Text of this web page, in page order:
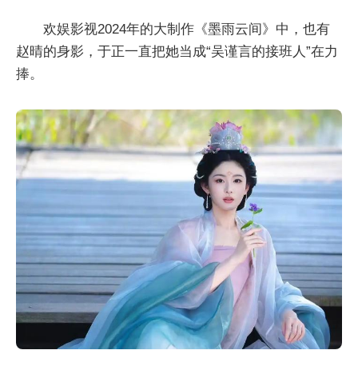
欢娱影视2024年的大制作《墨雨云间》中，也有
赵晴的身影，于正一直把她当成“吴谨言的接班人”在力
捧。